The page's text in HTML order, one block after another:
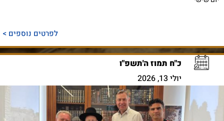
לפרטים נוספים >
כ"ח תמוז ה'תשפ"ו
יולי 13, 2026